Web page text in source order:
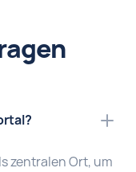
zentralen Ort, um